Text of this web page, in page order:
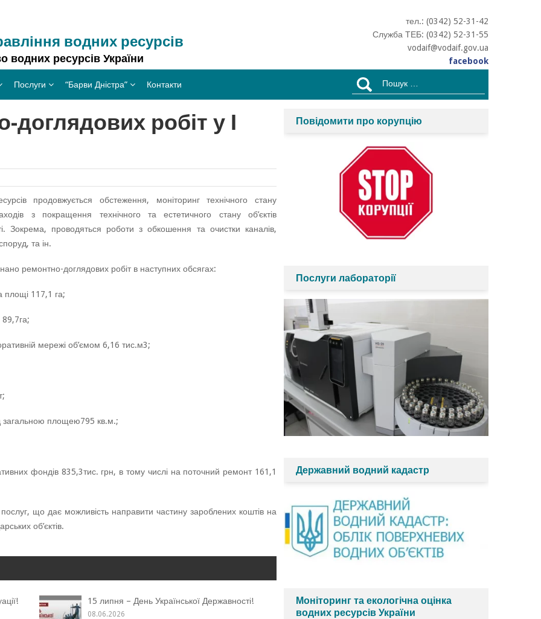
водних ресурсів
водних ресурсів України
тел.: (0342) 52-31-42
Служба ТЕБ: (0342) 52-31-55
vodaif@vodaif.gov.ua
facebook
Послуги “Барви Дністра” Контакти
Пошук:
робіт у І
продовжується обстеження, моніторинг технічного стану
з покращення технічного та естетичного стану об’єктів
Зокрема, проводяться роботи з обкошення та очистки каналів,
та ін.
ремонтно-доглядових робіт в наступних обсягах:
площі 117,1 га;
89,7га;
мережі об’ємом 6,16 тис.м3;
загальною площею795 кв.м.;
фондів 835,3тис. грн, в тому числі на поточний ремонт 161,1
що дає можливість направити частину зароблених коштів на
об’єктів.
15 липня – День Української Державності!
08.06.2026
Повідомити про корупцію
Послуги лабораторії
Державний водний кадастр
Моніторинг та екологічна оцінка
водних ресурсів України